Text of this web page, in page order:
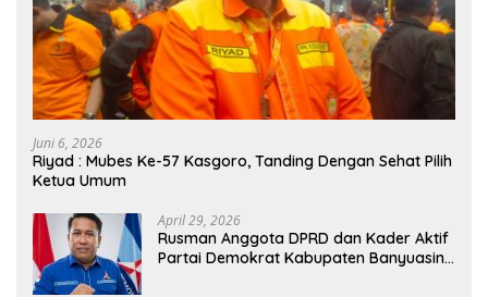
Juni 6, 2026
Riyad : Mubes Ke-57 Kasgoro, Tanding Dengan Sehat Pilih
Ketua Umum
April 29, 2026
Rusman Anggota DPRD dan Kader Aktif
Partai Demokrat Kabupaten Banyuasin